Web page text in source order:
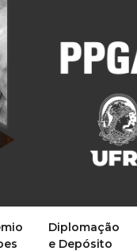
Diplomação
e Depósito